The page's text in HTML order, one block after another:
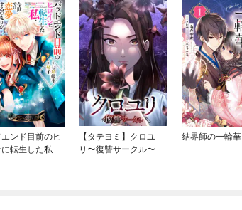
ンド目前のヒ
転生した私、
【タテヨミ】クロユ
リ〜復讐サークル〜
結界師の一輪華